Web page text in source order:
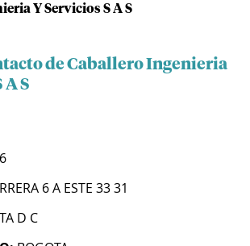
Y Servicios S A S
de Caballero Ingenieria
A S
6 A ESTE 33 31
D C